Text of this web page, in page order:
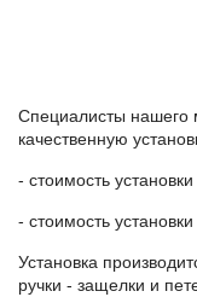
Специалисты нашего
качественную
- стоимость
- стоимость
Установка
ручки - защелки и